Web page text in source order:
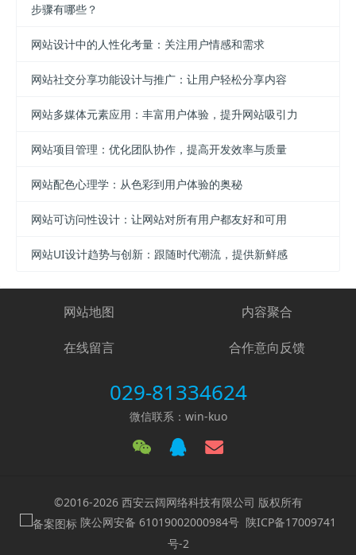
步骤有哪些？
网站设计中的人性化考量：关注用户情感和需求
网站社交分享功能设计与推广：让用户轻松分享内容
网站多媒体元素应用：丰富用户体验，提升网站吸引力
网站项目管理：优化团队协作，提高开发效率与质量
网站配色心理学：从色彩到用户体验的奥秘
网站可访问性设计：让网站对所有用户都友好和可用
网站UI设计趋势与创新：跟随时代潮流，提供新鲜感
网站地图 内容聚合
在线留言 合作意向反馈
029-81334624
微信联系：win-kuo
©2016-2026 西安云阔网络科技有限公司 版权所有
陕公网安备 61019002000984号 陕ICP备17009741
号-2